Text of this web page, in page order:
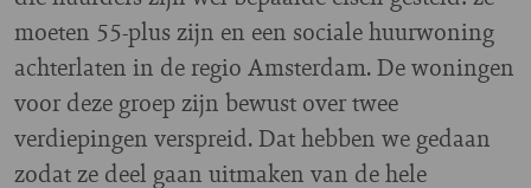
moeten 55-plus zijn en een sociale huurwoning
achterlaten in de regio Amsterdam. De woningen
voor deze groep zijn bewust over twee
verdiepingen verspreid. Dat hebben we gedaan
zodat ze deel gaan uitmaken van de hele